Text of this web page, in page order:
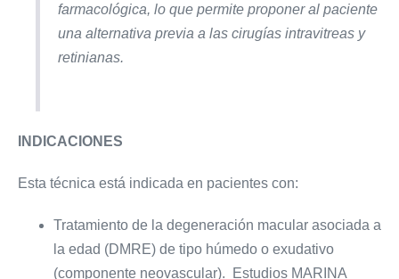
farmacológica, lo que permite proponer al paciente
una alternativa previa a las cirugías intravitreas y
retinianas.
INDICACIONES
Esta técnica está indicada en pacientes con:
Tratamiento de la degeneración macular asociada a
la edad (DMRE) de tipo húmedo o exudativo
(componente neovascular). Estudios MARINA